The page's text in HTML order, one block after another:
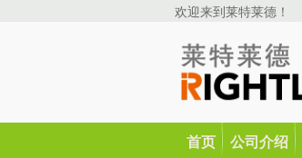
欢迎来到莱特莱德！
首页 公司介绍